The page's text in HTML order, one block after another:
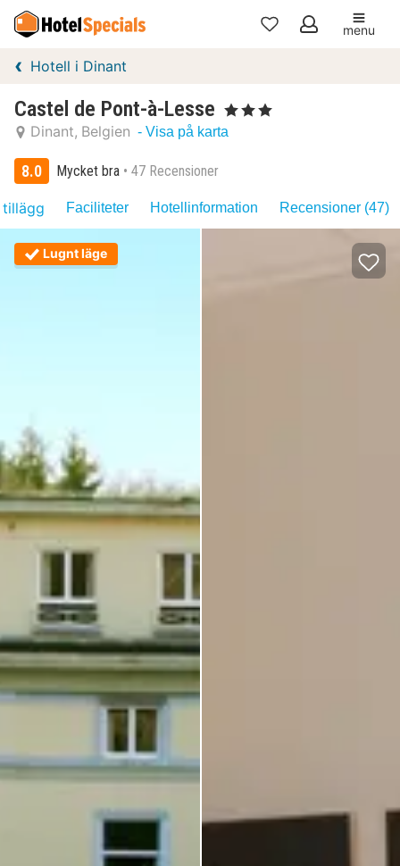
Mina
menu
Hotell i Dinant
Castel de Pont-à-Lesse , 3 Stjärnor
Dinant Belgien - Visa på karta
8.0 Mycket bra 47 Recensioner
Faciliteter Hotellinformation Recensioner (47)
Lugnt läge